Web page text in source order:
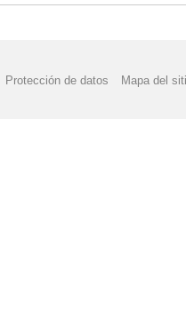
Protección de datos Mapa del